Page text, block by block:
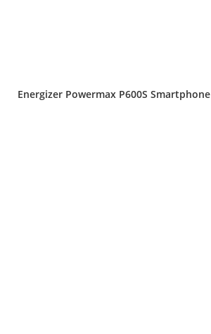
Energizer Powermax P600S